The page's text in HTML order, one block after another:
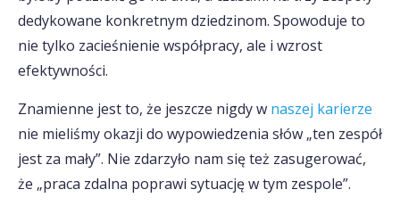
dedykowane konkretnym dziedzinom. Spowoduje to
nie tylko zacieśnienie współpracy, ale i wzrost
efektywności.
Znamienne jest to, że jeszcze nigdy w naszej karierze
nie mieliśmy okazji do wypowiedzenia słów „ten zespół
jest za mały”. Nie zdarzyło nam się też zasugerować,
że „praca zdalna poprawi sytuację w tym zespole”.